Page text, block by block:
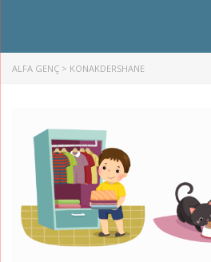
ALFA GENÇ > KONAKDERSHANE